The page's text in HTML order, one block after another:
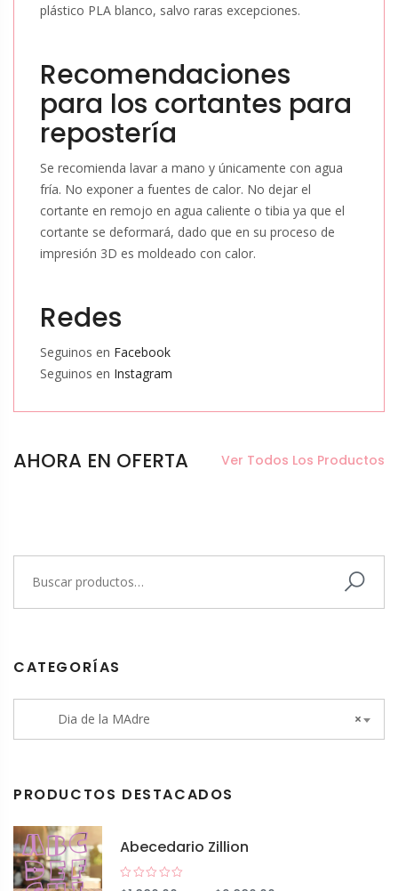
plástico PLA blanco, salvo raras excepciones.
Recomendaciones
para los cortantes para
repostería
Se recomienda lavar a mano y únicamente con agua
fría. No exponer a fuentes de calor. No dejar el
cortante en remojo en agua caliente o tibia ya que el
cortante se deformará, dado que en su proceso de
impresión 3D es moldeado con calor.
Redes
Seguinos en Facebook
Seguinos en Instagram
AHORA EN OFERTA Ver Todos Los Productos
CATEGORÍAS
×
Dia de la MAdre
PRODUCTOS DESTACADOS
Abecedario Zillion